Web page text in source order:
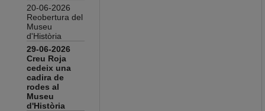
20-06-2026
Reobertura del
Museu
d'Història
29-06-2026
Creu Roja
cedeix una
cadira de
rodes al
Museu
d'Història